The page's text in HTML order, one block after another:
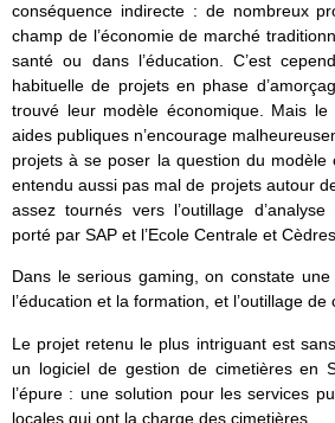
conséquence indirecte : de nombreux
champ de l’économie de marché
santé ou dans l’éducation. C’est
habituelle de projets en phase
trouvé leur modèle économique. Mais le
aides publiques n’encourage
projets à se poser la question du
entendu aussi pas mal de projets autour
assez tournés vers l’outillage
porté par SAP et l’Ecole Centrale et
Dans le serious gaming, on constate
l’éducation et la formation, et l’outillage
Le projet retenu le plus intriguant est
un logiciel de gestion de cimetières en
l’épure : une solution pour les services
locales qui ont la charge des cimetières.